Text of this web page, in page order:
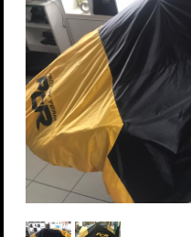
Password dimenticata?
Nome utente dimenticato?